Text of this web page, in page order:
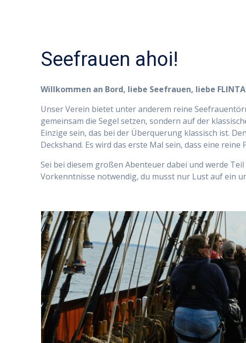
Seefrauen ahoi!
Willkommen an Bord, liebe Seefrauen, liebe
Unser Verein bietet unter anderem reine
gemeinsam die Segel setzen, sondern auf der
Einzige sein, das bei der Überquerung klassisch ist.
Deckshand. Es wird das erste Mal sein, dass eine
Sei bei diesem großen Abenteuer dabei und werde
Vorkenntnisse notwendig, du musst nur Lust auf ein